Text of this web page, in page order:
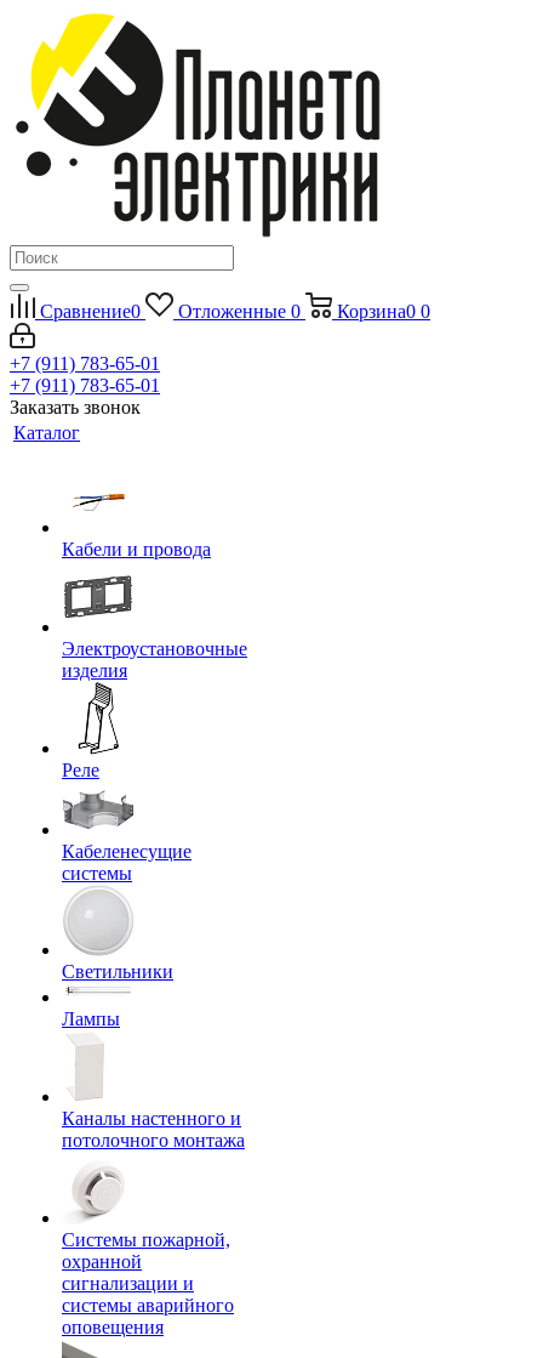
Сравнение0 Отложенные 0 Корзина0 0
+7 (911) 783-65-01
+7 (911) 783-65-01
Заказать звонок
Каталог
Кабели и провода
Электроустановочные
изделия
Реле
Кабеленесущие
системы
Светильники
Лампы
Каналы настенного и
потолочного монтажа
Системы пожарной,
охранной
сигнализации и
системы аварийного
оповещения